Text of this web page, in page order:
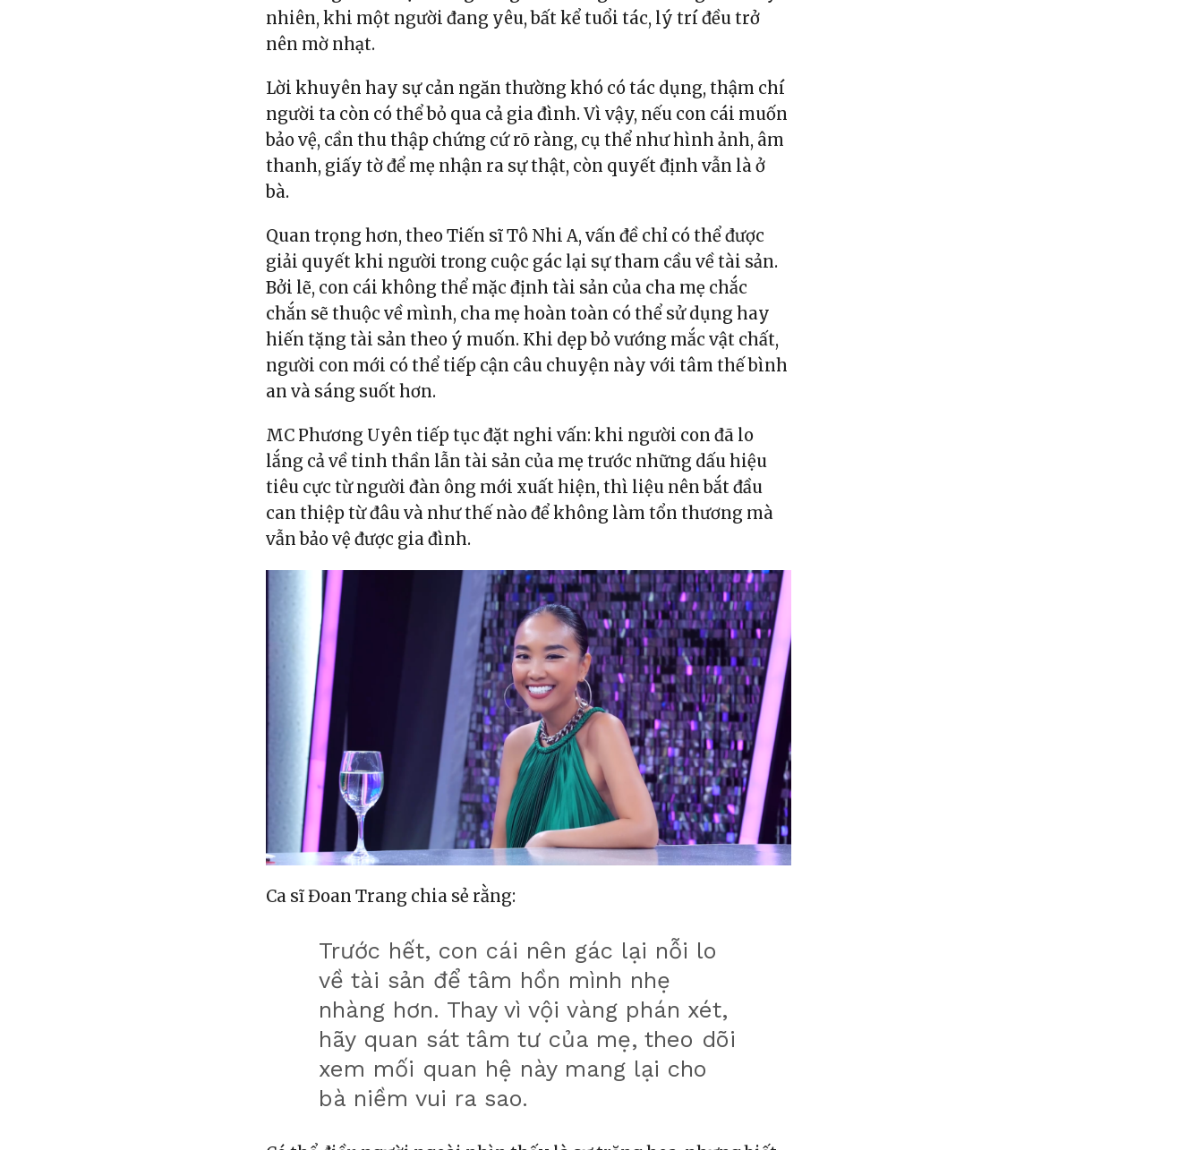
nhiên, khi một người đang yêu, bất kể tuổi tác, lý trí đều trở
nên mờ nhạt.
Lời khuyên hay sự cản ngăn thường khó có tác dụng, thậm chí
người ta còn có thể bỏ qua cả gia đình. Vì vậy, nếu con cái muốn
bảo vệ, cần thu thập chứng cứ rõ ràng, cụ thể như hình ảnh, âm
thanh, giấy tờ để mẹ nhận ra sự thật, còn quyết định vẫn là ở
bà.
Quan trọng hơn, theo Tiến sĩ Tô Nhi A, vấn đề chỉ có thể được
giải quyết khi người trong cuộc gác lại sự tham cầu về tài sản.
Bởi lẽ, con cái không thể mặc định tài sản của cha mẹ chắc
chắn sẽ thuộc về mình, cha mẹ hoàn toàn có thể sử dụng hay
hiến tặng tài sản theo ý muốn. Khi dẹp bỏ vướng mắc vật chất,
người con mới có thể tiếp cận câu chuyện này với tâm thế bình
an và sáng suốt hơn.
MC Phương Uyên tiếp tục đặt nghi vấn: khi người con đã lo
lắng cả về tinh thần lẫn tài sản của mẹ trước những dấu hiệu
tiêu cực từ người đàn ông mới xuất hiện, thì liệu nên bắt đầu
can thiệp từ đâu và như thế nào để không làm tổn thương mà
vẫn bảo vệ được gia đình.
Ca sĩ Đoan Trang chia sẻ rằng:
Trước hết, con cái nên gác lại nỗi lo
về tài sản để tâm hồn mình nhẹ
nhàng hơn. Thay vì vội vàng phán xét,
hãy quan sát tâm tư của mẹ, theo dõi
xem mối quan hệ này mang lại cho
bà niềm vui ra sao.